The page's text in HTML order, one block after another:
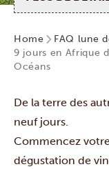
Home
FAQ lune
9 jours en Afrique
Océans
De la terre des
neuf jours.
Commencez
dégustation de